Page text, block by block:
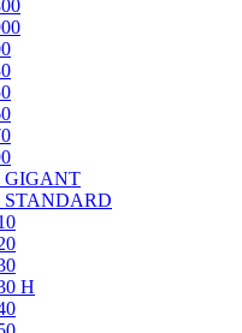
GIGANT
STANDARD
H